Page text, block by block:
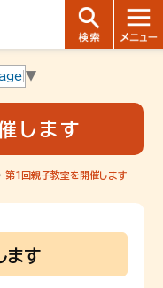
。
▼
します
第1回親子教室を開催します
ます